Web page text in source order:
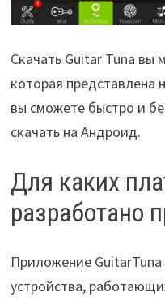
Скачать Guitar Tuna вы
которая представлена
вы сможете быстро и
скачать на Андроид.
Для каких
разработано
Приложение GuitarTuna
устройства,